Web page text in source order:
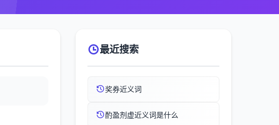
最近搜索
奖券近义词
酌盈剂虚近义词是什么